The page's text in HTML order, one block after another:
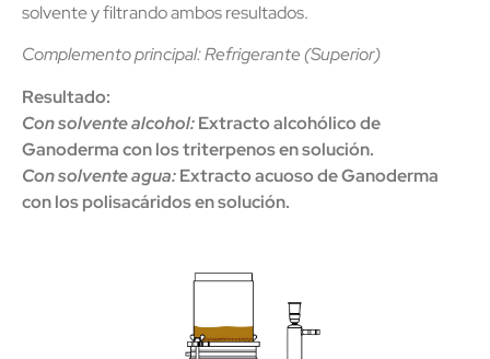
solvente y filtrando ambos resultados.
Complemento principal: Refrigerante (Superior)
Resultado:
Con solvente alcohol:Extracto alcohólico de
Ganoderma con los triterpenos en solución.
Con solvente agua:Extracto acuoso de Ganoderma
con los polisacáridos en solución.